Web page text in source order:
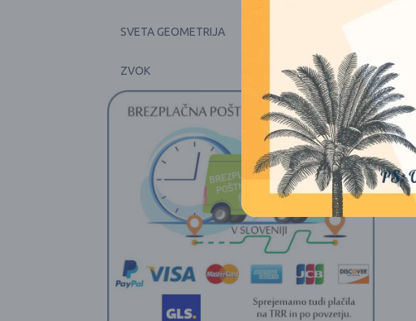
SVETA GEOMETRIJA
+
ZVOK 113